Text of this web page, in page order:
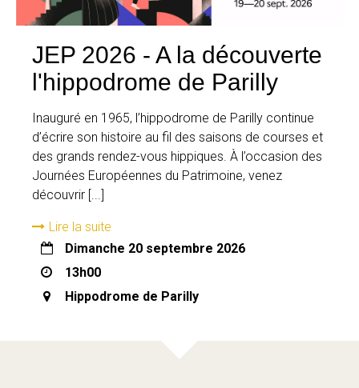
JEP 2026 - A la découverte
l'hippodrome de Parilly
Inauguré en 1965, l’hippodrome de Parilly continue
d’écrire son histoire au fil des saisons de courses et
des grands rendez-vous hippiques. À l’occasion des
Journées Européennes du Patrimoine, venez
découvrir [...]
Lire la suite
dimanche 20 septembre 2026
13h00
Hippodrome de Parilly